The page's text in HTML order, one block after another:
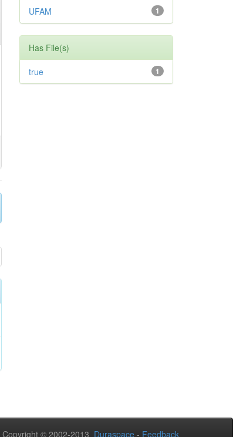
1
UFAM
Has File(s)
1
true
Copyright © 2002-2013 Duraspace - Feedback